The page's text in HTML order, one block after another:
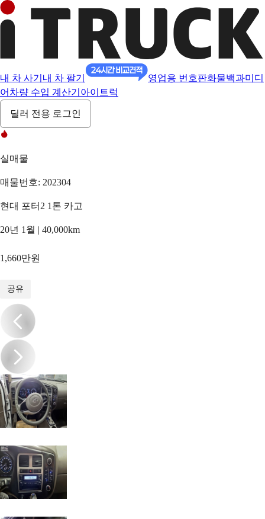
내 차 사기 내 차 팔기 영업용 번호판화물백과미디
어 차량 수입 계산기 아이트럭
딜러 전용 로그인
실매물
매물번호: 202304
현대 포터2 1톤 카고
20년 1월 | 40,000km
1,660만원
공유
/13